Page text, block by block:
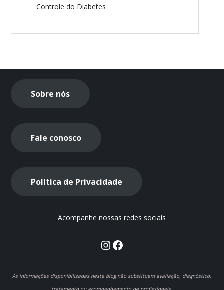
Controle do Diabetes
Sobre nós
Fale conosco
Política de Privacidade
Acompanhe nossas redes sociais
Instagram
Facebook
As informações disponibilizadas neste blog não substituem avaliação, diagnóstico,